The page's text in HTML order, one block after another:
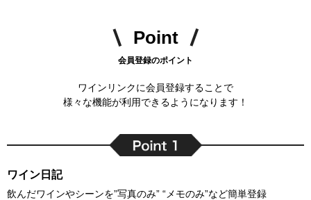
Point
会員登録のポイント
ワインリンクに会員登録することで
様々な機能が利用できるようになります！
ワイン日記
飲んだワインやシーンを”写真のみ” “メモのみ”など簡単登録